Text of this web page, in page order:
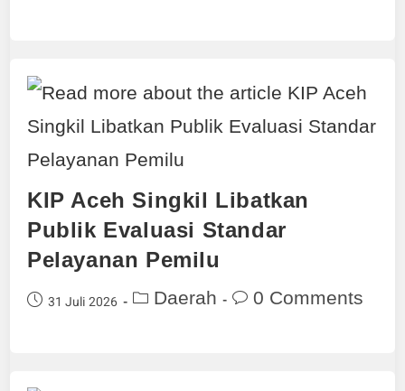
KIP Aceh Singkil Libatkan
Publik Evaluasi Standar
Pelayanan Pemilu
31 Juli 2026 Daerah 0 Comments